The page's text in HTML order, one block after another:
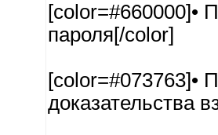
[color=#660000]•
пароля[/color]
доказательства